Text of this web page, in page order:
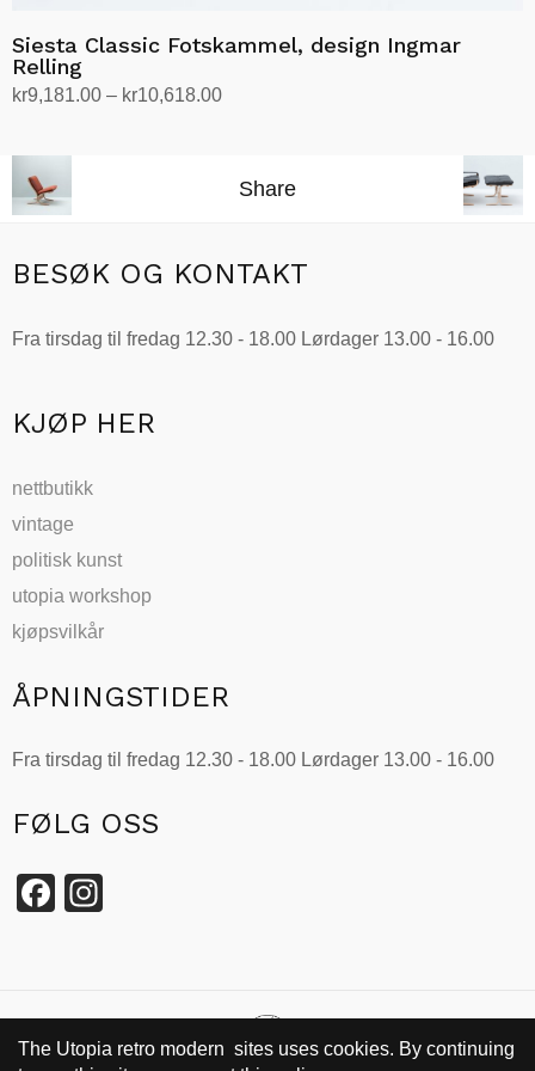
Siesta Classic Fotskammel, design Ingmar
Relling
kr9,181.00 – kr10,618.00Prisområde:
kr10,618.00
har
Alternativene
velges
Share
BESØK OG KONTAKT
Fra tirsdag til fredag 12.30 - 18.00 Lørdager 13.00 - 16.00
KJØP HER
nettbutikk
vintage
politisk kunst
utopia workshop
kjøpsvilkår
ÅPNINGSTIDER
Fra tirsdag til fredag 12.30 - 18.00 Lørdager 13.00 - 16.00
FØLG OSS
Facebook
The Utopia retro modern sites uses cookies. By continuing